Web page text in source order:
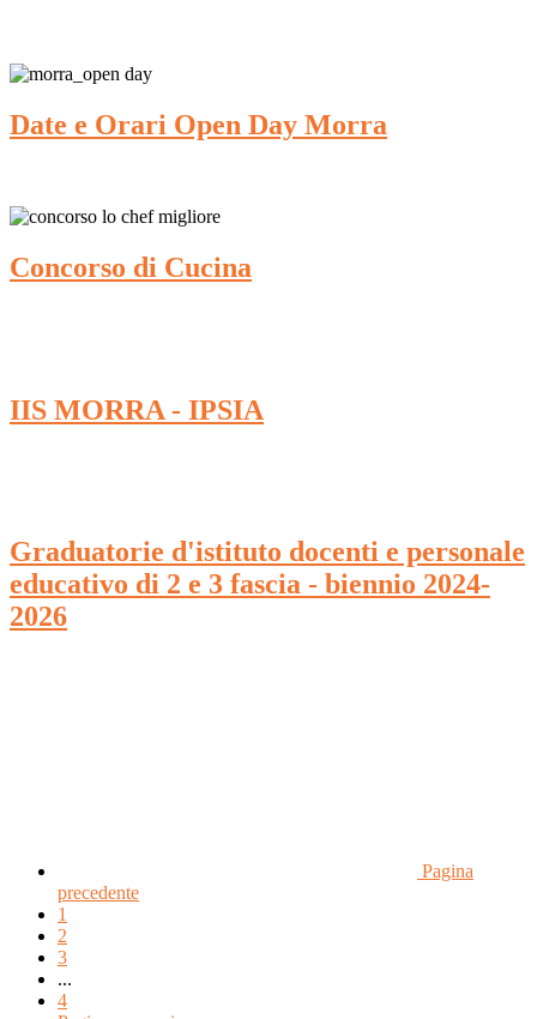
Date e Orari Open Day Morra
Concorso di Cucina
IIS MORRA - IPSIA
Graduatorie d'istituto docenti e personale
educativo di 2 e 3 fascia - biennio 2024-
2026
Pagina
precedente
1
2
3
...
4